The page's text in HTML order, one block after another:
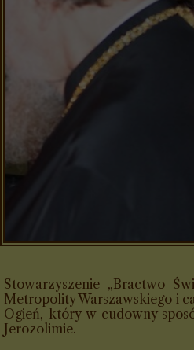
Stowarzyszenie „Bractwo
Metropolity Warszawskiego i
Ogień, który w cudowny
Jerozolimie.